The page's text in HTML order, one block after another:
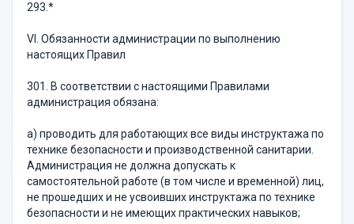
293.*
VI. Обязанности администрации по выполнению
настоящих Правил
301. В соответствии с настоящими Правилами
администрация обязана:
а) проводить для работающих все виды инструктажа по
технике безопасности и производственной санитарии.
Администрация не должна допускать к
самостоятельной работе (в том числе и временной) лиц,
не прошедших и не усвоивших инструктажа по технике
безопасности и не имеющих практических навыков;